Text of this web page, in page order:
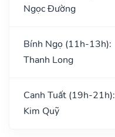
Ngọc Đường
Bính Ngọ (11h-13h):
Thanh Long
Canh Tuất (19h-21h):
Kim Quỹ